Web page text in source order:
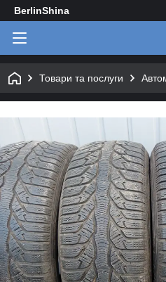
BerlinShina
Товари та послуги